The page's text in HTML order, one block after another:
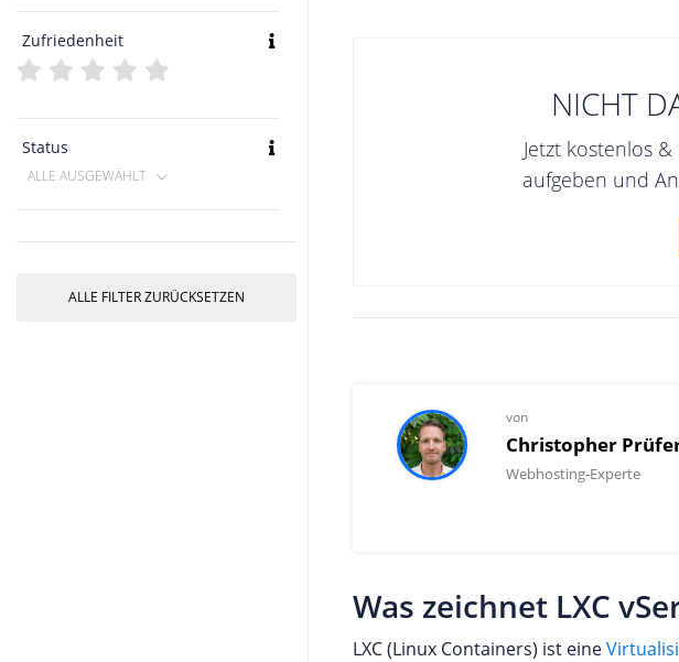
Zufriedenheit
Status
ALLE AUSGEWÄHLT
ALLE FILTER ZURÜCKSETZEN
NICHT
Jetzt kostenlos
aufgeben und
von
Christopher
Webhosting-Experte
Was zeichnet LXC
LXC (Linux Containers) ist eine